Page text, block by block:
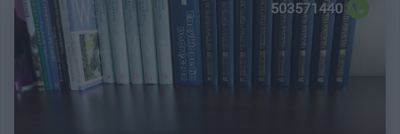
503571440